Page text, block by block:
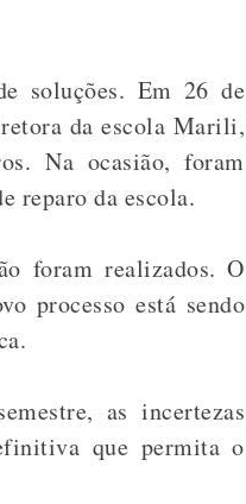
soluções. Em 26 de
da escola Marili,
Na ocasião, foram
reparo da escola.
foram realizados. O
processo está sendo
as incertezas
que permita o